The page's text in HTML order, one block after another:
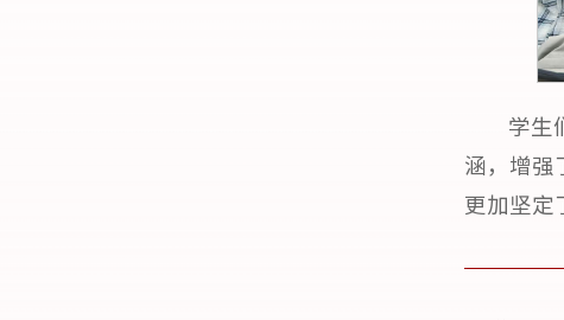
学生
涵，增强
更加坚定